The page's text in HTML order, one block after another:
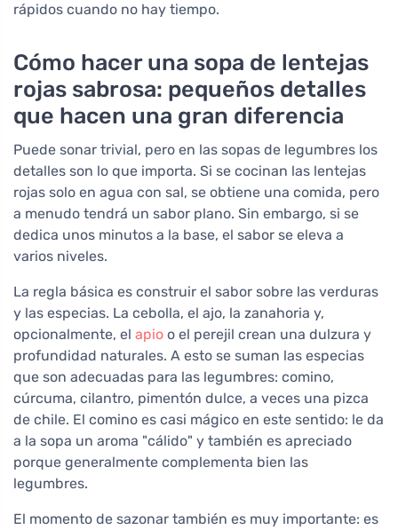
rápidos cuando no hay tiempo.
Cómo hacer una sopa de lentejas
rojas sabrosa: pequeños detalles
que hacen una gran diferencia
Puede sonar trivial, pero en las sopas de legumbres los
detalles son lo que importa. Si se cocinan las lentejas
rojas solo en agua con sal, se obtiene una comida, pero
a menudo tendrá un sabor plano. Sin embargo, si se
dedica unos minutos a la base, el sabor se eleva a
varios niveles.
La regla básica es construir el sabor sobre las verduras
y las especias. La cebolla, el ajo, la zanahoria y,
opcionalmente, el apio o el perejil crean una dulzura y
profundidad naturales. A esto se suman las especias
que son adecuadas para las legumbres: comino,
cúrcuma, cilantro, pimentón dulce, a veces una pizca
de chile. El comino es casi mágico en este sentido: le da
a la sopa un aroma "cálido" y también es apreciado
porque generalmente complementa bien las
legumbres.
El momento de sazonar también es muy importante: es